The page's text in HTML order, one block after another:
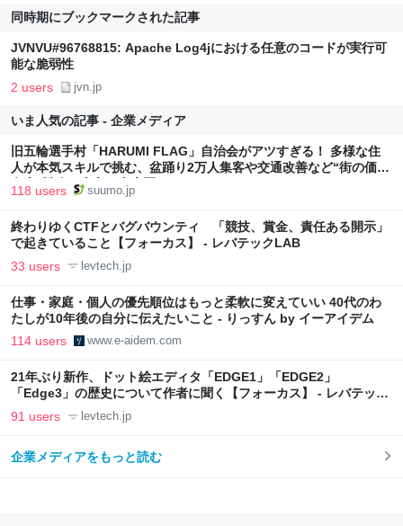
同時期にブックマークされた記事
JVNVU#96768815: Apache Log4jにおける任意のコードが実行可
能な脆弱性
2 users jvn.jp
いま人気の記事 - 企業メディア
旧五輪選手村「HARUMI FLAG」自治会がアツすぎる！ 多様な住
人が本気スキルで挑む、盆踊り2万人集客や交通改善など“街の価値
向上”戦略 東京・中央区
118 users suumo.jp
終わりゆくCTFとバグバウンティ 「競技、賞金、責任ある開示」
で起きていること【フォーカス】 - レバテックLAB
33 users levtech.jp
仕事・家庭・個人の優先順位はもっと柔軟に変えていい 40代のわ
たしが10年後の自分に伝えたいこと - りっすん by イーアイデム
114 users www.e-aidem.com
21年ぶり新作、ドット絵エディタ「EDGE1」「EDGE2」
「Edge3」の歴史について作者に聞く【フォーカス】 - レバテック
LAB
91 users levtech.jp
企業メディアをもっと読む